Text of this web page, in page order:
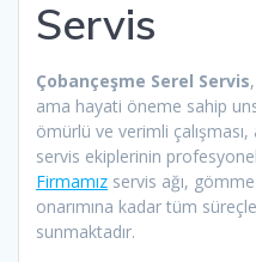
Servis
Çobançeşme Serel Servis
ama hayati öneme sahip
ömürlü ve verimli
servis ekiplerinin
Firmamız servis ağı,
onarımına kadar tüm
sunmaktadır.